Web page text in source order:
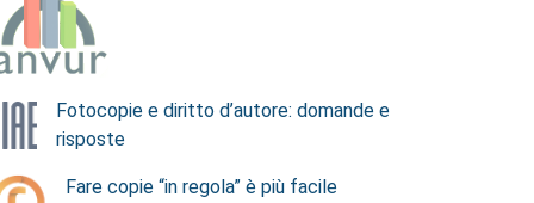
Fotocopie e diritto d’autore: domande e
risposte
Fare copie “in regola” è più facile